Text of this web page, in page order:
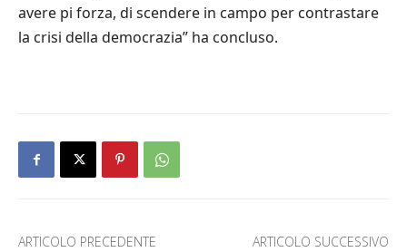
avere pi forza, di scendere in campo per contrastare
la crisi della democrazia” ha concluso.
ARTICOLO PRECEDENTE ARTICOLO SUCCESSIVO